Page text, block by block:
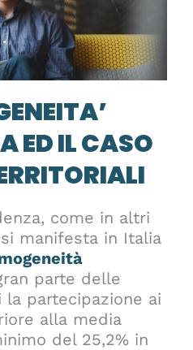
ED IL CASO
come in altri
manifesta in Italia
parte delle
la partecipazione ai
alla media
del 25,2% in